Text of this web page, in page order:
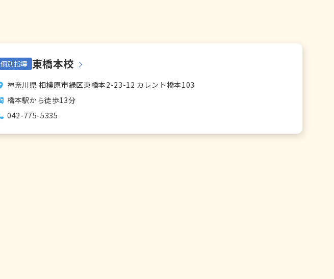
個別指導 東橋本校
神奈川県 相模原市緑区東橋本2-23-12 カレント橋本103
橋本駅から徒歩13分
042-775-5335